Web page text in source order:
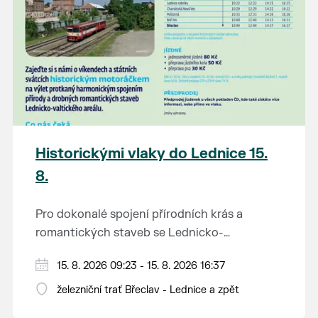
Historickými vlaky do Lednice 15.
8.
Pro dokonalé spojení přírodních krás a
romantických staveb se Lednicko-
Na výlet do této malebné krajiny na jihu
Moravy se vydejte stylově – historickým
Od 1. května do 28. září vás o víkendech a
svátcích mezi Břeclaví a Lednicí sveze
15. 8. 2026 09:23 - 15. 8. 2026 16:37
železniční trať Břeclav - Lednice a zpět